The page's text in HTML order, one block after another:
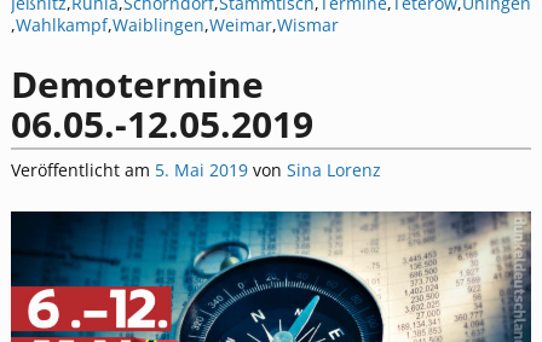
,Wahlkampf,Waiblingen,Weimar,Wismar
Demotermine
06.05.-12.05.2019
Veröffentlicht am 5. Mai 2019 von Sina Lorenz